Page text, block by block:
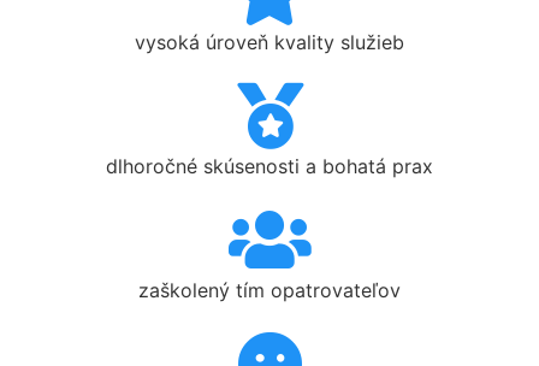
vysoká úroveň kvality služieb
dlhoročné skúsenosti a bohatá prax
zaškolený tím opatrovateľov